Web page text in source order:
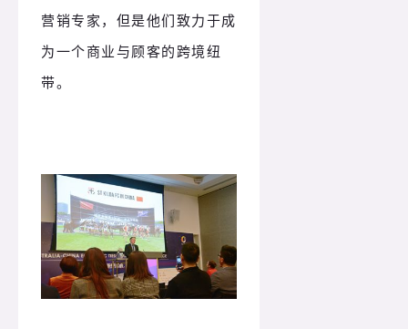
营销专家，但是他们致力于成
为一个商业与顾客的跨境纽
带。